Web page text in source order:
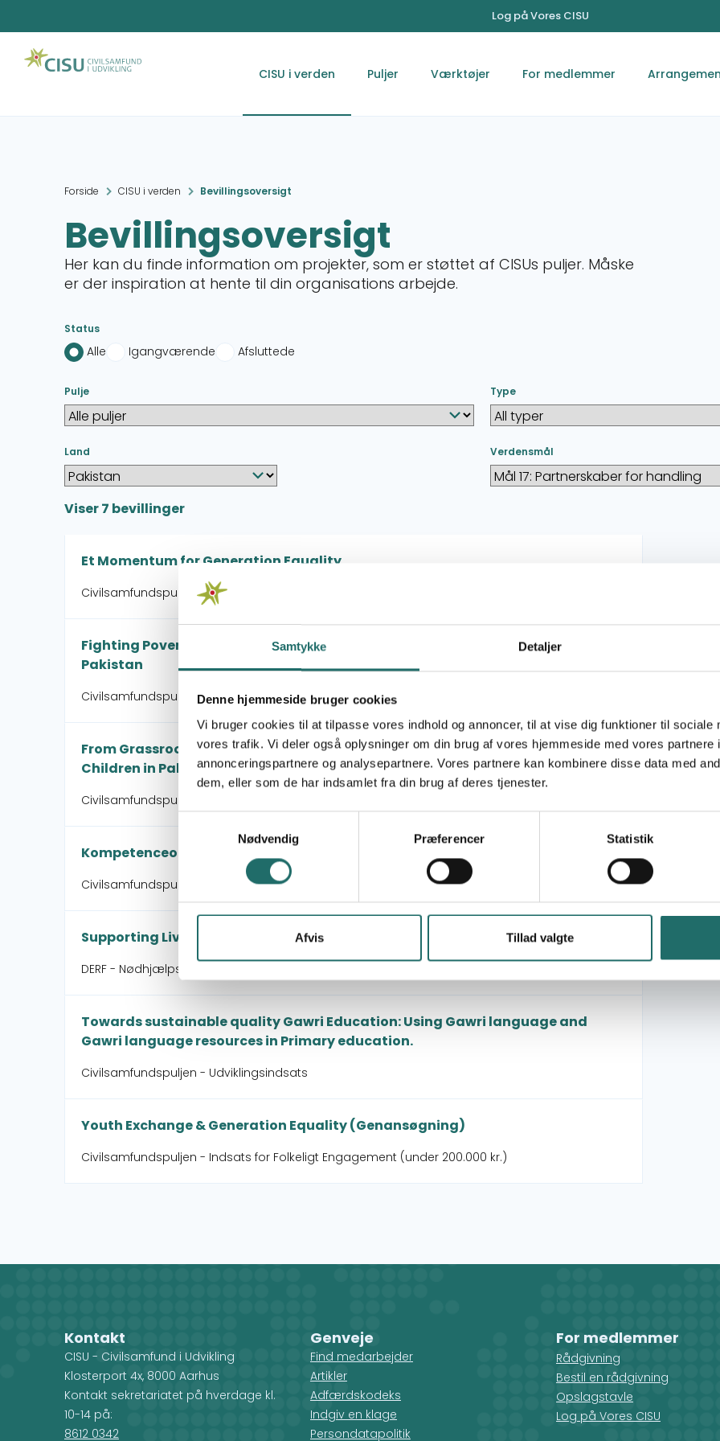
Samtykke Detaljer
Denne hjemmeside bruger cookies
Vi bruger cookies til at tilpasse vores indhold og annoncer, til at vise dig funktioner til sociale
vores trafik. Vi deler også oplysninger om din brug af vores hjemmeside med vores partnere
annonceringspartnere og analysepartnere. Vores partnere kan kombinere disse data med
dem, eller som de har indsamlet fra din brug af deres tjenester.
Nødvendig
Præferencer Statistik
Afvis Tillad valgte
Log på Vores CISU
CISU i verden Puljer Værktøjer For medlemmer
Forside CISU i verden Bevillingsoversigt
Bevillingsoversigt
Her kan du finde information om projekter, som er støttet af CISUs puljer. Måske
er der inspiration at hente til din organisations arbejde.
Status
Alle Igangværende Afsluttede
Pulje Type
Land Verdensmål
Viser7 bevillinger
Et Momentum for Generation Equality
Civilsamfundspuljen - Indsats for Folkeligt Engagement (under 100.000 kr.)
Fighting Poverty: Gawri Community Speaking Up for Equal Basic Education in
Pakistan
Civilsamfundspuljen - Medborgerindsats
From Grassroots to Government. Equality and Quality Education for Gawri
Children in Pakistan.
Civilsamfundspuljen - Medborgerindsats
Kompetenceopbygning af partnere indenfor female empowerment
Civilsamfundspuljen - Medborgerindsats
Supporting Livelihoods in Flood-Affected Communities in South Punjab
DERF - Nødhjælpspuljen - 25-011-RO Monsoon Floods in Pakistan
Towards sustainable quality Gawri Education: Using Gawri language and
Gawri language resources in Primary education.
Civilsamfundspuljen - Udviklingsindsats
Youth Exchange & Generation Equality (Genansøgning)
Civilsamfundspuljen - Indsats for Folkeligt Engagement (under 200.000 kr.)
Kontakt
CISU - Civilsamfund i Udvikling
Klosterport 4x, 8000 Aarhus
Kontakt sekretariatet på hverdage kl.
10-14 på:
8612 0342
Genveje
Find medarbejder
Artikler
Adfærdskodeks
Indgiv en klage
Persondatapolitik
For medlemmer
Rådgivning
Bestil en rådgivning
Opslagstavle
Log på Vores CISU